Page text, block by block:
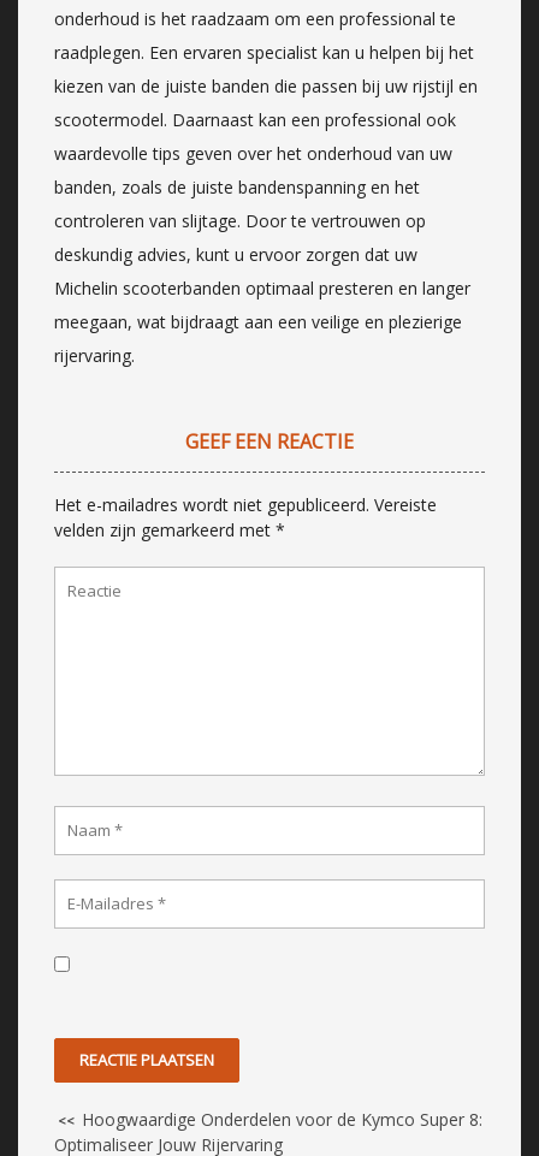
onderhoud is het raadzaam om een professional te
raadplegen. Een ervaren specialist kan u helpen bij het
kiezen van de juiste banden die passen bij uw rijstijl en
scootermodel. Daarnaast kan een professional ook
waardevolle tips geven over het onderhoud van uw
banden, zoals de juiste bandenspanning en het
controleren van slijtage. Door te vertrouwen op
deskundig advies, kunt u ervoor zorgen dat uw
Michelin scooterbanden optimaal presteren en langer
meegaan, wat bijdraagt aan een veilige en plezierige
rijervaring.
GEEF EEN REACTIE
Het e-mailadres wordt niet gepubliceerd. Vereiste
velden zijn gemarkeerd met *
<< Hoogwaardige Onderdelen voor de Kymco Super 8:
Optimaliseer Jouw Rijervaring